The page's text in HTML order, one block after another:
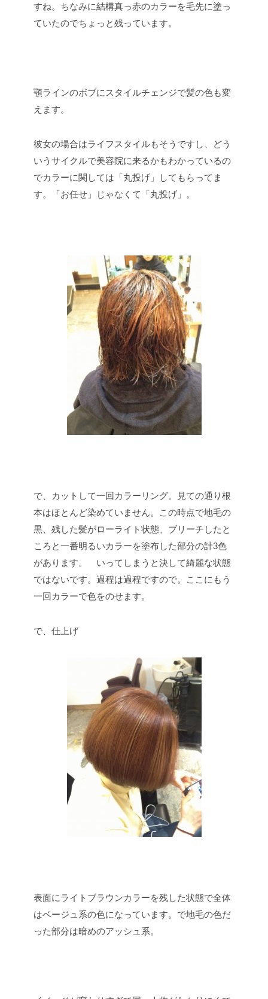
すね。ちなみに結構真っ赤のカラーを毛先に塗っ
ていたのでちょっと残っています。
顎ラインのボブにスタイルチェンジで髪の色も変
えます。
彼女の場合はライフスタイルもそうですし、どう
いうサイクルで美容院に来るかもわかっているの
でカラーに関しては「丸投げ」してもらってま
す。「お任せ」じゃなくて「丸投げ」。
で、カットして一回カラーリング。見ての通り根
本はほとんど染めていません。この時点で地毛の
黒、残した髪がローライト状態、ブリーチしたと
ころと一番明るいカラーを塗布した部分の計3色
があります。 いってしまうと決して綺麗な状態
ではないです。過程は過程ですので。ここにもう
一回カラーで色をのせます。
で、仕上げ
表面にライトブラウンカラーを残した状態で全体
はベージュ系の色になっています。で地毛の色だ
った部分は暗めのアッシュ系。